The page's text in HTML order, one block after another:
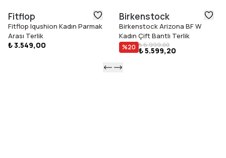
Fitflop
Fitflop Iqushion Kadın Parmak
Arası Terlik
₺ 3.549,00
Birkenstock
Birkenstock Arizona BF W
Kadın Çift Bantlı Terlik
%20 ₺ 6.999,00
₺ 5.599,20